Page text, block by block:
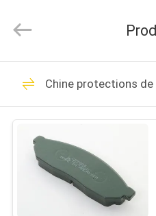
MAISON
PRODUITS
SUJET
Kebona
Industry
All
Reserved.
Petit pain
doublure
Chine protections